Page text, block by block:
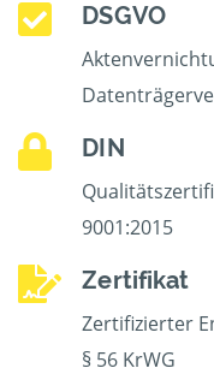
DSGVO
DIN
9001:2015
Zertifikat
Zertifizierter
§ 56 KrWG